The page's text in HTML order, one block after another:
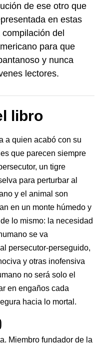
de ese otro que
en estas
del
para que
y nunca
lectores.
libro
a quien acabó con su
que parecen siempre
un tigre
para perturbar al
y el animal son
en un monte húmedo y
lo mismo: la necesidad
se va
persecutor-perseguido,
y otras inofensiva
no será solo el
en engaños cada
hacia lo mortal.
Miembro fundador de la